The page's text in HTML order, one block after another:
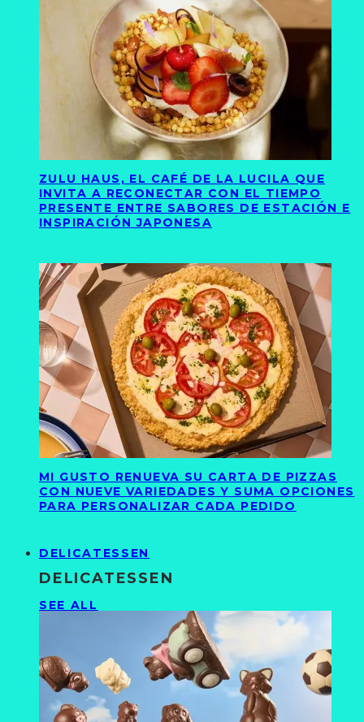
ZULU HAUS, EL CAFÉ DE LA LUCILA QUE
INVITA A RECONECTAR CON EL TIEMPO
PRESENTE ENTRE SABORES DE ESTACIÓN E
INSPIRACIÓN JAPONESA
MI GUSTO RENUEVA SU CARTA DE PIZZAS
CON NUEVE VARIEDADES Y SUMA OPCIONES
PARA PERSONALIZAR CADA PEDIDO
DELICATESSEN
DELICATESSEN
SEE ALL